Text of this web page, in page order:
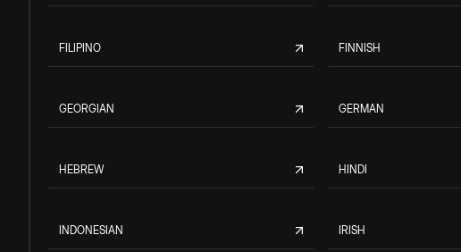
FILIPINO FINNISH
GEORGIAN GERMAN
HEBREW HINDI
INDONESIAN IRISH